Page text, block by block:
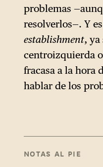
problemas
resolverlos—. Y
establishment, ya
centroizquierda
fracasa a la hora
hablar de los
NOTAS AL PIE